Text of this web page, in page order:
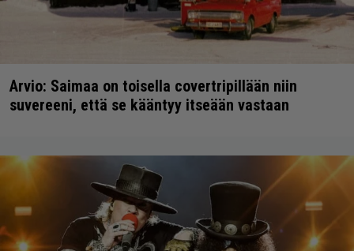
Arvio: Saimaa on toisella covertripillään niin
suvereeni, että se kääntyy itseään vastaan